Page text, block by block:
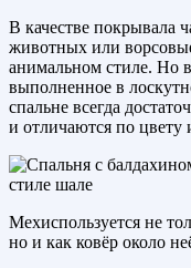
В качестве покрывала
животных или
анимальном стиле. Но
выполненное в
спальне всегда
и отличаются по цвету
Мехиспользуется не
но и как ковёр около